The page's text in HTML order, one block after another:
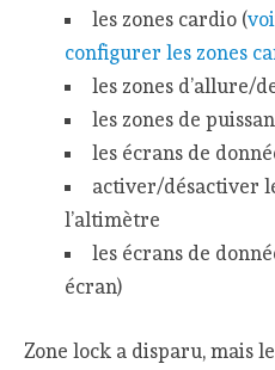
les zones cardio (
configurer les zones
les zones d’allure/
les zones de
les écrans de
activer/désactiver
l’altimètre
les écrans de
écran)
Zone lock a disparu, mais